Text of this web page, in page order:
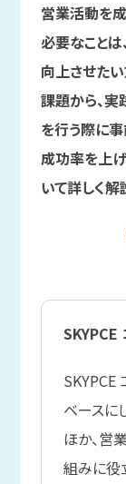
営業活動を
必要なことは
向上させた
課題から、
を行う際に事
成功率を上
いて詳しく解
SKYPCE
SKYPCE
ベースに
ほか、営
組みに役